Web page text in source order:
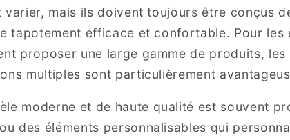
varier, mais ils doivent toujours être conçus
tapotement efficace et confortable. Pour les
proposer une large gamme de produits,
multiples sont particulièrement
moderne et de haute qualité est souvent
des éléments personnalisables qui